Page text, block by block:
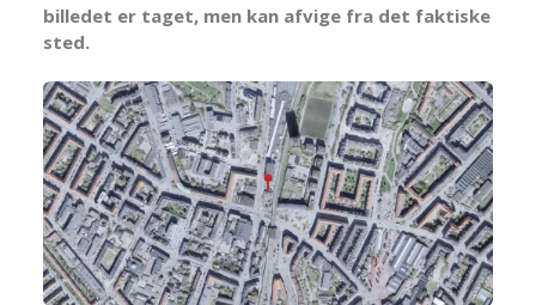
billedet er taget, men kan afvige fra det faktiske
sted.